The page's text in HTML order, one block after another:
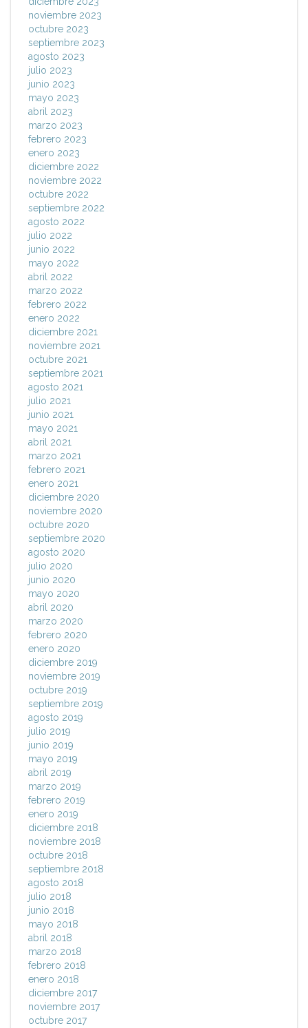
noviembre 2023
octubre 2023
septiembre 2023
agosto 2023
julio 2023
junio 2023
mayo 2023
abril 2023
marzo 2023
febrero 2023
enero 2023
diciembre 2022
noviembre 2022
octubre 2022
septiembre 2022
agosto 2022
julio 2022
junio 2022
mayo 2022
abril 2022
marzo 2022
febrero 2022
enero 2022
diciembre 2021
noviembre 2021
octubre 2021
septiembre 2021
agosto 2021
julio 2021
junio 2021
mayo 2021
abril 2021
marzo 2021
febrero 2021
enero 2021
diciembre 2020
noviembre 2020
octubre 2020
septiembre 2020
agosto 2020
julio 2020
junio 2020
mayo 2020
abril 2020
marzo 2020
febrero 2020
enero 2020
diciembre 2019
noviembre 2019
octubre 2019
septiembre 2019
agosto 2019
julio 2019
junio 2019
mayo 2019
abril 2019
marzo 2019
febrero 2019
enero 2019
diciembre 2018
noviembre 2018
octubre 2018
septiembre 2018
agosto 2018
julio 2018
junio 2018
mayo 2018
abril 2018
marzo 2018
febrero 2018
enero 2018
diciembre 2017
noviembre 2017
octubre 2017